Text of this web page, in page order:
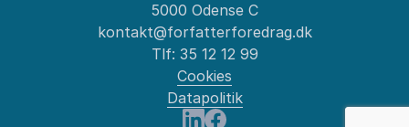
5000 Odense C
kontakt@forfatterforedrag.dk
Tlf: 35 12 12 99
Cookies
Datapolitik